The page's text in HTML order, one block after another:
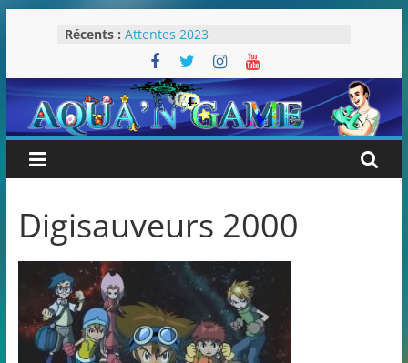
Récents : Attentes 2023
Rétrospective 2022
« Splatoon 3 est-il nécessaire ? »
« Dans les coulisses des JV Harry
Potter »
Pokémon Écarlate : ceci est une
révolution (ou pas) !
Digisauveurs 2000